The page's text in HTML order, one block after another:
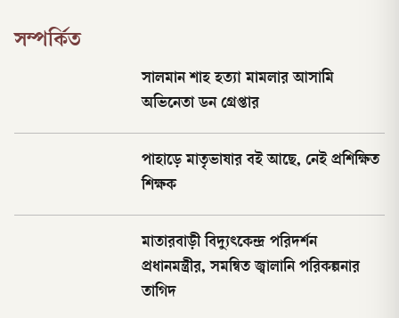
সম্পর্কিত
সালমান শাহ হত্যা মামলার আসামি
অভিনেতা ডন গ্রেপ্তার
পাহাড়ে মাতৃভাষার বই আছে, নেই প্রশিক্ষিত
শিক্ষক
মাতারবাড়ী বিদ্যুৎকেন্দ্র পরিদর্শন
প্রধানমন্ত্রীর, সমন্বিত জ্বালানি পরিকল্পনার
তাগিদ